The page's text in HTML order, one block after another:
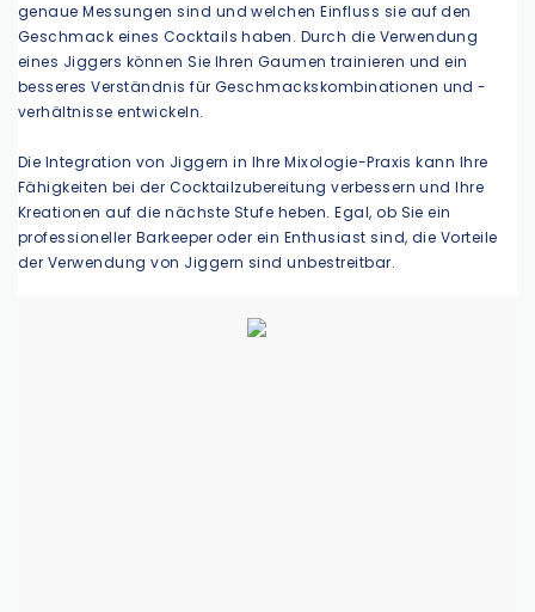
genaue Messungen sind und welchen Einfluss sie auf den
Geschmack eines Cocktails haben. Durch die Verwendung
eines Jiggers können Sie Ihren Gaumen trainieren und ein
besseres Verständnis für Geschmackskombinationen und -
verhältnisse entwickeln.
Die Integration von Jiggern in Ihre Mixologie-Praxis kann Ihre
Fähigkeiten bei der Cocktailzubereitung verbessern und Ihre
Kreationen auf die nächste Stufe heben. Egal, ob Sie ein
professioneller Barkeeper oder ein Enthusiast sind, die Vorteile
der Verwendung von Jiggern sind unbestreitbar.